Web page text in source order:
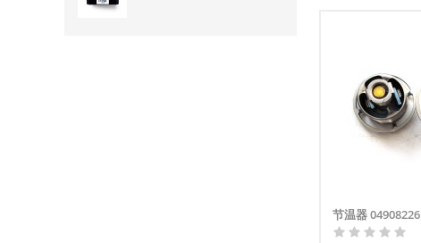
节温器 04908226